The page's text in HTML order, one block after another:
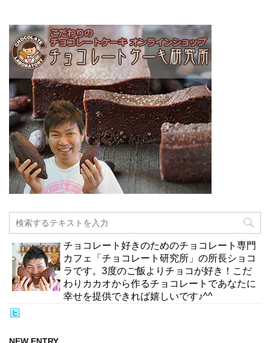
チョコレート好きのためのチョコレート専門
カフェ「チョコレート研究所」の所長ショコ
ラです。3度のご飯よりチョコが好き！こだ
わりカカオから作るチョコレートであなたに
幸せを提供できれば嬉しいです♪^^
NEW ENTRY